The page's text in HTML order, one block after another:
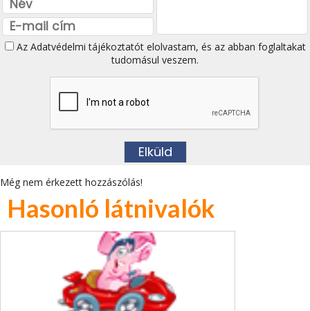
Az Adatvédelmi tájékoztatótelolvastam, és az abban foglaltakat
tudomásul veszem.
Még nem érkezett hozzászólás!
Hasonló látnivalók